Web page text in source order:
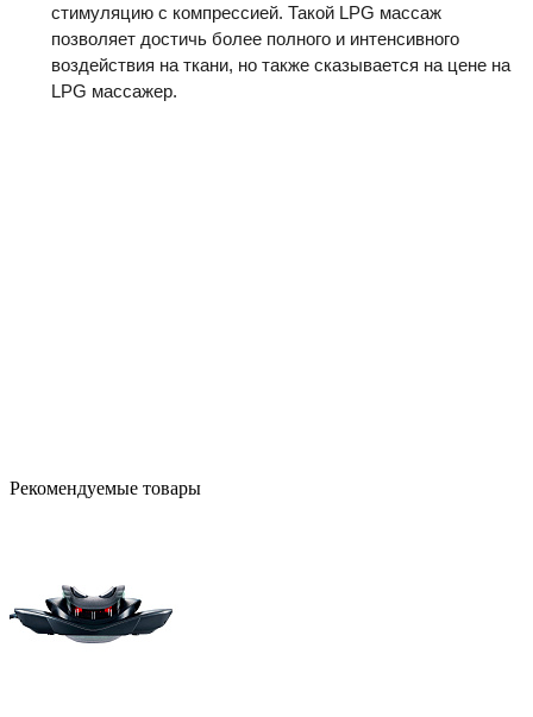
стимуляцию с компрессией. Такой LPG массаж
позволяет достичь более полного и интенсивного
воздействия на ткани, но также сказывается на цене на
LPG массажер.
Рекомендуемые товары